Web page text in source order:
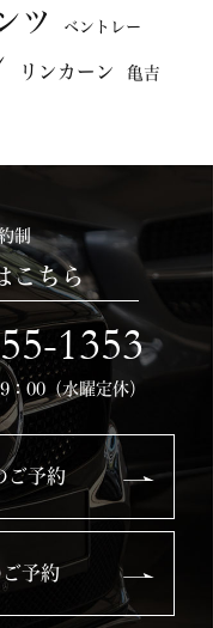
ツ ベントレー
リンカーン 亀吉
制
こちら
1353
00（水曜定休）
ご予約
予約